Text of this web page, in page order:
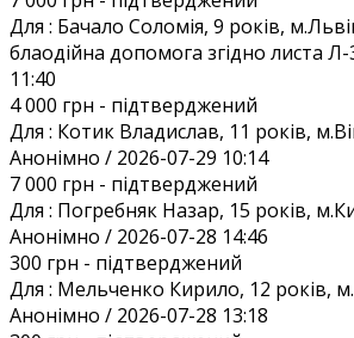
Для : Бачало Соломія, 9 років,
блаодійна допомога згідно листа
11:40
4 000 грн - підтверджений
Для : Котик Владислав, 11 років,
Анонiмно / 2026-07-29 10:14
7 000 грн - підтверджений
Для : Погребняк Назар, 15 років,
Анонiмно / 2026-07-28 14:46
300 грн - підтверджений
Для : Мельченко Кирило, 12 років,
Анонiмно / 2026-07-28 13:18